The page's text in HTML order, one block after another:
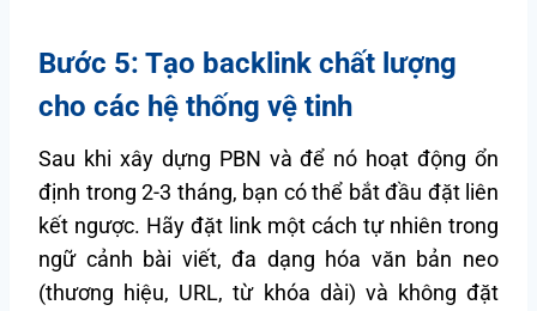
Bước 5: Tạo backlink chất lượng
cho các hệ thống vệ tinh
Sau khi xây dựng PBN và để nó hoạt động ổn
định trong 2-3 tháng, bạn có thể bắt đầu đặt liên
kết ngược. Hãy đặt link một cách tự nhiên trong
ngữ cảnh bài viết, đa dạng hóa văn bản neo
(thương hiệu, URL, từ khóa dài) và không đặt